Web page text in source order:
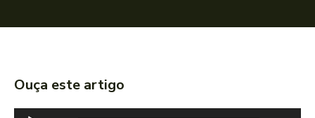
Ouça este artigo